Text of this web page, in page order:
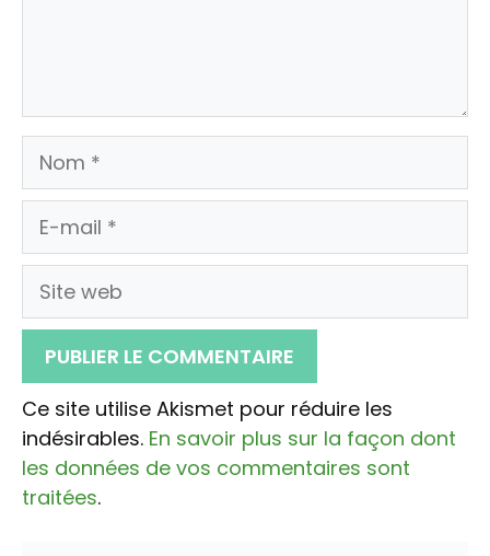
Nom
E-
Site
Ce site utilise Akismet pour réduire les
indésirables. En savoir plus sur la façon dont
les données de vos commentaires sont
traitées.